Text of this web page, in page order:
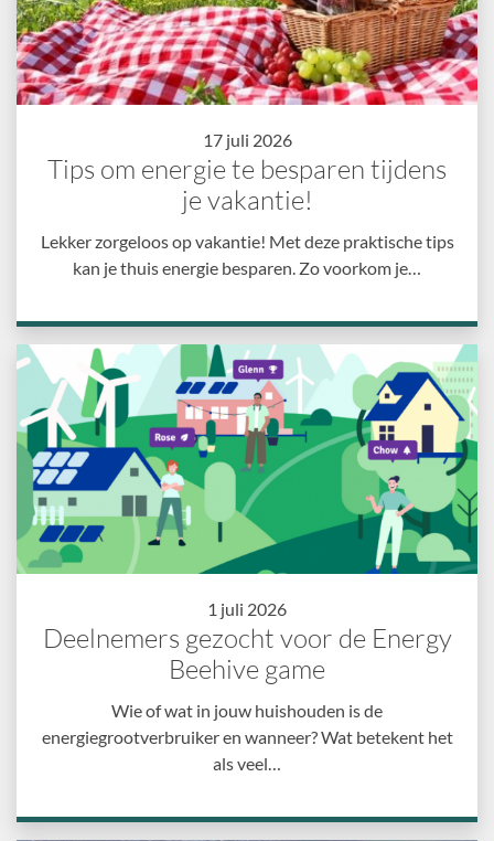
17 juli 2026
Tips om energie te besparen tijdens
je vakantie!
Lekker zorgeloos op vakantie! Met deze praktische tips
kan je thuis energie besparen. Zo voorkom je…
1 juli 2026
Deelnemers gezocht voor de Energy
Beehive game
Wie of wat in jouw huishouden is de
energiegrootverbruiker en wanneer? Wat betekent het
als veel…